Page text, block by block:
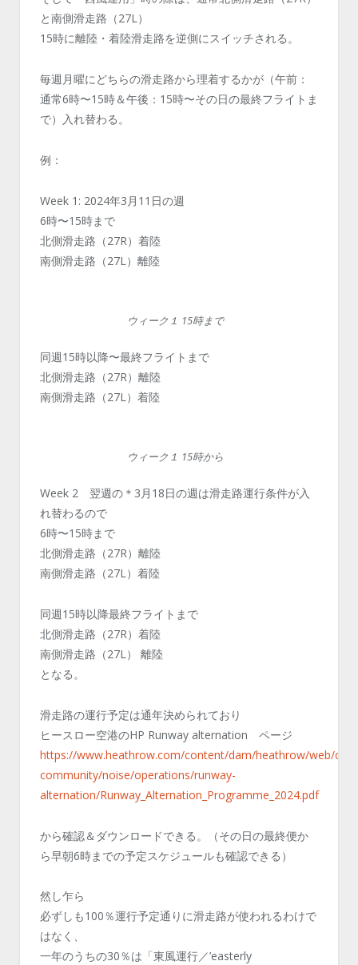
と南側滑走路（27L）
15時に離陸・着陸滑走路を逆側にスイッチされる。
毎週月曜にどちらの滑走路から理着するかが（午前：
通常6時〜15時＆午後：15時〜その日の最終フライトま
で）入れ替わる。
例：
Week 1: 2024年3月11日の週
6時〜15時まで
北側滑走路（27R）着陸
南側滑走路（27L）離陸
ウィーク１ 15時まで
同週15時以降〜最終フライトまで
北側滑走路（27R）離陸
南側滑走路（27L）着陸
ウィーク１ 15時から
Week 2 翌週の＊3月18日の週は滑走路運行条件が入
れ替わるので
6時〜15時まで
北側滑走路（27R）離陸
南側滑走路（27L）着陸
同週15時以降最終フライトまで
北側滑走路（27R）着陸
南側滑走路（27L） 離陸
となる。
滑走路の運行予定は通年決められており
ヒースロー空港のHP Runway alternation ページ
https://www.heathrow.com/content/dam/heathrow/web/
community/noise/operations/runway-
alternation/Runway_Alternation_Programme_2024.pdf
から確認＆ダウンロードできる。（その日の最終便か
ら早朝6時までの予定スケジュールも確認できる）
然し乍ら
必ずしも100％運行予定通りに滑走路が使われるわけで
はなく、
一年のうちの30％は「東風運行／’easterly